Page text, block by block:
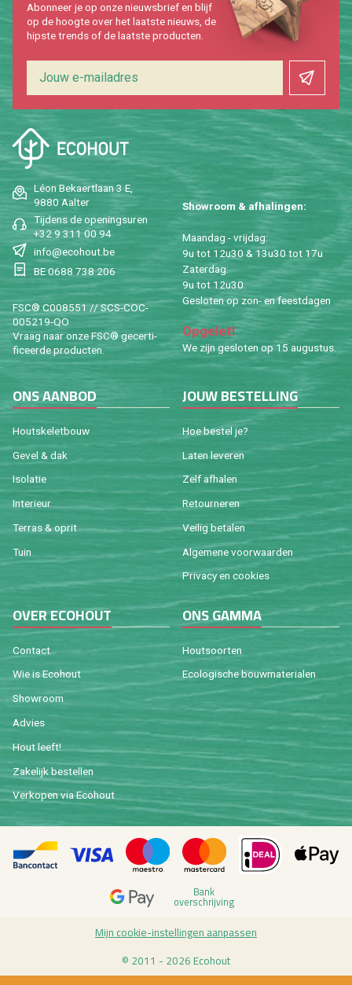
Léon Be­kaert­laan 3 E,
9880 Aal­ter
Tij­dens de ope­nings­uren
+32 9 311 00 94
info@​ecohout.​be
BE 0688 738 206
FSC® C008551 // SCS-COC-
005219-QO
Vraag naar onze FSC® ge­cer­ti­
fi­ceer­de pro­duc­ten.
Show­room & af­ha­lin­gen:
Maan­dag - vrij­dag:
9u tot 12u30 & 13u30 tot 17u
Za­ter­dag:
9u tot 12u30
Ge­slo­ten op zon- en feest­da­gen
Op­ge­let!
We zijn ge­slo­ten op 15 au­gus­tus.
Abon­neer je op onze nieuws­brief en blijf
op de hoog­te over het laat­ste nieuws, de
hip­s­te trends of de laat­ste pro­duc­ten.
ONS AAN­BOD
Houtske­let­bouw
Gevel & dak
Iso­la­tie
In­te­ri­eur
Ter­ras & oprit
Tuin
JOUW BE­STEL­LING
Hoe be­stel je?
Laten le­ve­ren
Zelf af­ha­len
Re­tour­ne­ren
Vei­lig be­ta­len
Al­ge­me­ne voor­waar­den
Pri­va­cy en coo­kies
OVER ECO­HOUT
Con­tact
Wie is Eco­hout
Show­room
Ad­vies
Hout leeft!
Za­ke­lijk be­stel­len
Ver­ko­pen via Eco­hout
ONS GAMMA
Hout­soor­ten
Eco­lo­gi­sche bouw­ma­te­ri­a­len
Bank
over­schrij­ving
Mijn coo­kie-in­stel­lin­gen aan­pas­sen
© 2011 - 2026 Eco­hout